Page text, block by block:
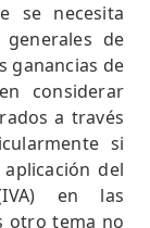
se necesita
de
ganancias de
considerar
a través
si
del
en las
otro tema no